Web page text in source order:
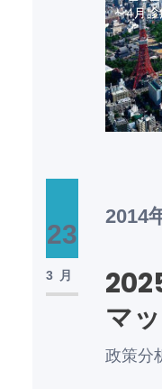
23
3月
2014
マ
政策分